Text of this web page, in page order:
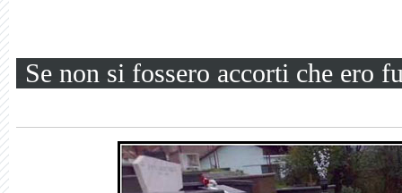
Se non si fossero accorti che ero